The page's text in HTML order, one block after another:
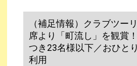
（補足情報）クラブツー
席より「町流し」を観賞
つき23名様以下／おひと
利用